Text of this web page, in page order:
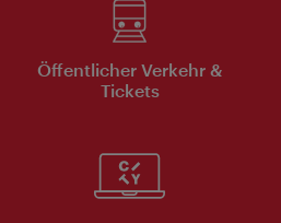
Öffentlicher Verkehr &
Tickets